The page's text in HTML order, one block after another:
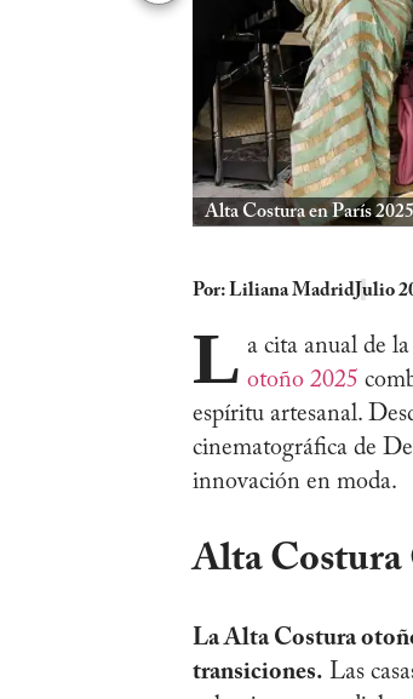
Alta Costura en París
Por:Liliana Madrid Julio
L a cita anual de la
otoño 2025
espíritu artesanal.
cinematográfica de
innovación en moda.
Alta Costura
La Alta Costura
transiciones. Las